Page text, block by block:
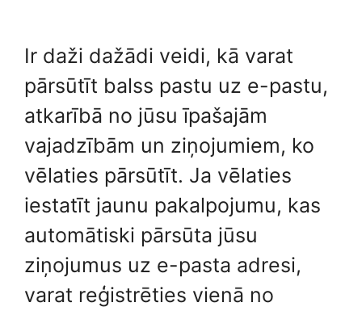
Ir daži dažādi veidi, kā varat
pārsūtīt balss pastu uz e-pastu,
atkarībā no jūsu īpašajām
vajadzībām un ziņojumiem, ko
vēlaties pārsūtīt. Ja vēlaties
iestatīt jaunu pakalpojumu, kas
automātiski pārsūta jūsu
ziņojumus uz e-pasta adresi,
varat reģistrēties vienā no